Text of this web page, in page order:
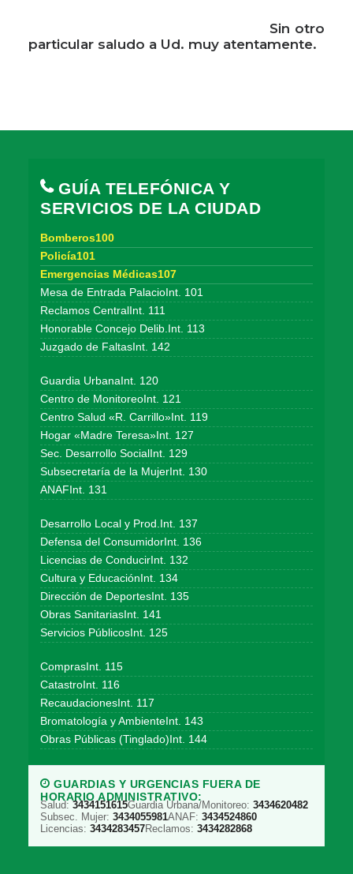
Sin otro
particular saludo a Ud. muy atentamente.
GUÍA TELEFÓNICA Y
SERVICIOS DE LA CIUDAD
Bomberos100
Policía101
Emergencias Médicas107
Mesa de Entrada PalacioInt. 101
Reclamos CentralInt. 111
Honorable Concejo Delib.Int. 113
Juzgado de FaltasInt. 142
Guardia UrbanaInt. 120
Centro de MonitoreoInt. 121
Centro Salud «R. Carrillo»Int. 119
Hogar «Madre Teresa»Int. 127
Sec. Desarrollo SocialInt. 129
Subsecretaría de la MujerInt. 130
ANAFInt. 131
Desarrollo Local y Prod.Int. 137
Defensa del ConsumidorInt. 136
Licencias de ConducirInt. 132
Cultura y EducaciónInt. 134
Dirección de DeportesInt. 135
Obras SanitariasInt. 141
Servicios PúblicosInt. 125
ComprasInt. 115
CatastroInt. 116
RecaudacionesInt. 117
Bromatología y AmbienteInt. 143
Obras Públicas (Tinglado)Int. 144
GUARDIAS Y URGENCIAS FUERA DE
HORARIO ADMINISTRATIVO:
Salud: 3434151615Guardia Urbana/Monitoreo: 3434620482
Subsec. Mujer: 3434055981ANAF: 3434524860
Licencias: 3434283457Reclamos: 3434282868